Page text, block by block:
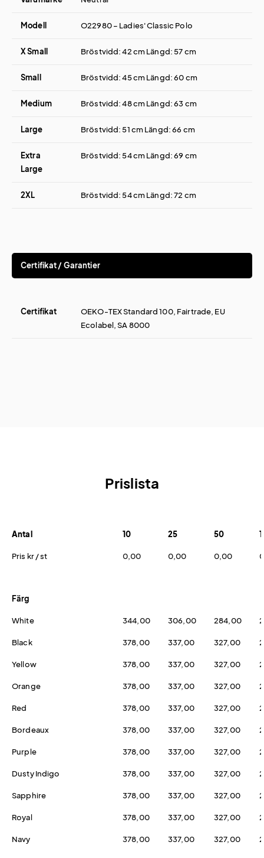
Modell O22980 – Ladies' Classic Polo
X Small Bröstvidd: 42 cm Längd: 57 cm
Small Bröstvidd: 45 cm Längd: 60 cm
Medium Bröstvidd: 48 cm Längd: 63 cm
Large Bröstvidd: 51 cm Längd: 66 cm
Extra
Large
Bröstvidd: 54 cm Längd: 69 cm
2XL Bröstvidd: 54 cm Längd: 72 cm
Certifikat / Garantier
Certifikat
OEKO-TEX Standard 100, Fairtrade, EU
Ecolabel, SA 8000
Prislista
Antal 10 25 50
Pris kr / st 0,00 0,00 0,00
Färg
White 344,00 306,00 284,00
Black 378,00 337,00 327,00
Yellow 378,00 337,00 327,00
Orange 378,00 337,00 327,00
Red 378,00 337,00 327,00
Bordeaux 378,00 337,00 327,00
Purple 378,00 337,00 327,00
Dusty Indigo 378,00 337,00 327,00
Sapphire 378,00 337,00 327,00
Royal 378,00 337,00 327,00
Navy 378,00 337,00 327,00